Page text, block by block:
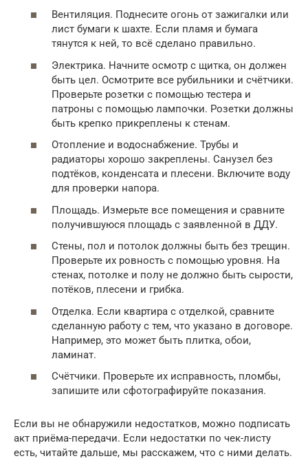
Вентиляция. Поднесите огонь от зажигалки или
лист бумаги к шахте. Если пламя и бумага
тянутся к ней, то всё сделано правильно.
Электрика. Начните осмотр с щитка, он должен
быть цел. Осмотрите все рубильники и счётчики.
Проверьте розетки с помощью тестера и
патроны с помощью лампочки. Розетки должны
быть крепко прикреплены к стенам.
Отопление и водоснабжение. Трубы и
радиаторы хорошо закреплены. Санузел без
подтёков, конденсата и плесени. Включите воду
для проверки напора.
Площадь. Измерьте все помещения и сравните
получившуюся площадь с заявленной в ДДУ.
Стены, пол и потолок должны быть без трещин.
Проверьте их ровность с помощью уровня. На
стенах, потолке и полу не должно быть сырости,
потёков, плесени и грибка.
Отделка. Если квартира с отделкой, сравните
сделанную работу с тем, что указано в договоре.
Например, это может быть плитка, обои,
ламинат.
Счётчики. Проверьте их исправность, пломбы,
запишите или сфотографируйте показания.
Если вы не обнаружили недостатков, можно подписать
акт приёма-передачи. Если недостатки по чек-листу
есть, читайте дальше, мы расскажем, что с ними делать.